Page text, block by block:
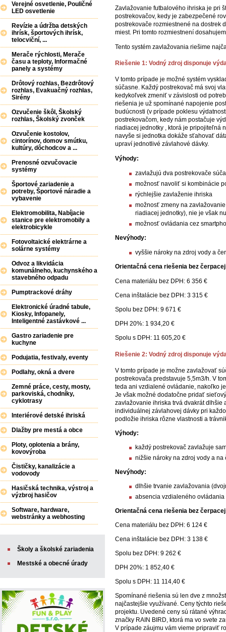
Zavlažovanie futbalového ihriska je pri
postrekovačov, kedy je zabezpečené
postrekovače rozmiestnené na dostrek
miest. Pri tomto rozmiestnení
Tento systém zavlažovania riešime
Riešenie 1: Vodný zdroj disponuje
V tomto prípade je možné systém
súčasne. Každý postrekovač má svoj
kedykoľvek zmeniť v závislosti od
riešenia je už spomínané napojenie
budúcnosti (v prípade poklesu
postrekovačom, kedy nám postačuje
riadiacej jednotky , ktorá je pripojiteľná
navyše si jednotka dokáže sťahovať
upraví jednotlivé závlahové dávky.
Výhody:
zavlažujú dva postrekovače
možnosť navoliť si kombinácie
rýchlejšie zavlaženie ihriska
možnosť zmeny na
riadiacej jednotky), nie je však
možnosť ovládania cez
Nevýhody:
vyššie nároky na zdroj vody a
Orientačná cena riešenia bez
Cena materiálu bez DPH: 6 356 €
Cena inštalácie bez DPH: 3 315 €
Spolu bez DPH: 9 671 €
DPH 20%: 1 934,20 €
Spolu s DPH: 11 605,20 €
Riešenie 2: Vodný zdroj disponuje
V tomto prípade je možne zavlažovať
postrekovača predstavuje 5,5m3/h. V
teda ani vzdialené ovládanie, nakoľko
Je však možné dodatočne pridať
zavlažovanie ihriska trvá dvakrát
individuálnej závlahovej dávky pri
podložie ihriska rôzne vlastnosti a
Výhody:
každý postrekovač zavlažuje
nižšie nároky na zdroj vody a na
Nevýhody:
dlhšie trvanie zavlažovania
absencia vzdialeného
Orientačná cena riešenia bez
Cena materiálu bez DPH: 6 124 €
Cena inštalácie bez DPH: 3 138 €
Spolu bez DPH: 9 262 €
DPH 20%: 1 852,40 €
Spolu s DPH: 11 114,40 €
Spomínané riešenia sú len dve z
najčastejšie využívané. Ceny týchto
projektu. Uvedené ceny sú rátané
značky RAIN BIRD, ktorá ma vo svete
V prípade záujmu vám vieme pripraviť
Verejné osvetlenie, Pouličné
LED osvetlenie
Revízie a údržba detských
ihrísk, športových ihrísk,
telocviční, ...
Merače rýchlosti, Merače
času a teploty, Informačné
panely a systémy
Drôtový rozhlas, Bezdrôtový
rozhlas, Evakuačný rozhlas,
Sirény
Ozvučenie škôl, Školský
rozhlas, Školský zvonček
Ozvučenie kostolov,
cintorínov, domov smútku,
kultúry, dôchodcov a ...
Prenosné ozvučovacie
systémy
Športové zariadenie a
potreby, Športové náradie a
vybavenie
Elektromobilita, Nabíjacie
stanice pre elektromobily a
elektrobicykle
Fotovoltaické elektrárne a
solárne systémy
Odvoz a likvidácia
komunálneho, kuchynského a
stavebného odpadu
Pumptrackové dráhy
Elektronické úradné tabule,
Kiosky, Infopanely,
Inteligentné zastávkové ...
Gastro zariadenie pre
kuchyne
Podujatia, festivaly, eventy
Podlahy, okná a dvere
Zemné práce, cesty, mosty,
parkoviská, chodníky,
cyklotrasy
Interiérové detské ihriská
Dlažby pre mestá a obce
Ploty, oplotenia a brány,
kovovýroba
Čističky, kanalizácie a
vodovody
Hasičská technika, výstroj a
výzbroj hasičov
Software, hardware,
webstránky a webhosting
Školy a školské zariadenia
Mestské a obecné úrady